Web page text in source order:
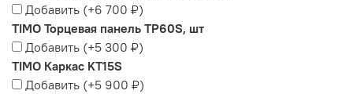
Добавить (+6 700 ₽)
TIMO Торцевая панель TP60S, шт
Добавить (+5 300 ₽)
TIMO Каркас KT15S
Добавить (+5 900 ₽)